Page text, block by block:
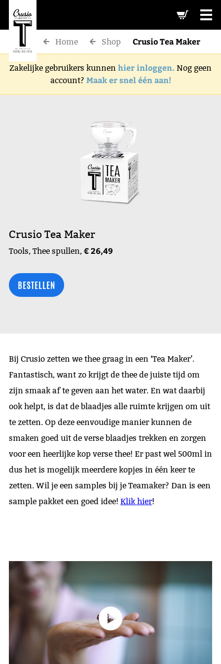
Home Shop Crusio Tea Maker
Zakelijke gebruikers kunnen hier inloggen. Nog geen
account? Maak er snel één aan!
Crusio Tea Maker
Tools, Thee spullen, € 26,49
BESTELLEN
Bij Crusio zetten we thee graag in een ‘Tea Maker’.
Fantastisch, want zo krijgt de thee de juiste tijd om
zijn smaak af te geven aan het water. En wat daarbij
ook helpt, is dat de blaadjes alle ruimte krijgen om uit
te zetten. Op deze eenvoudige manier kunnen de
smaken goed uit de verse blaadjes trekken en zorgen
voor een heerlijke kop verse thee! Er past wel 500ml in
dus het is mogelijk meerdere kopjes in één keer te
zetten. Wil je een samples bij je Teamaker? Dan is een
sample pakket een goed idee! Klik hier!